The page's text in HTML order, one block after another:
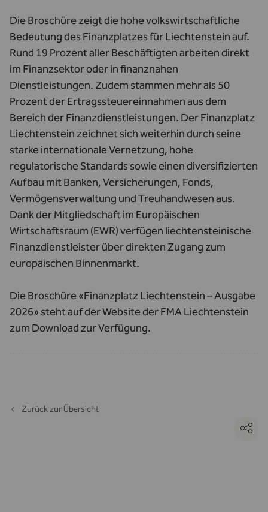
Die Broschüre zeigt die hohe volkswirtschaftliche
Bedeutung des Finanzplatzes für Liechtenstein auf.
Rund 19 Prozent aller Beschäftigten arbeiten direkt
im Finanzsektor oder in finanznahen
Dienstleistungen. Zudem stammen mehr als 50
Prozent der Ertragssteuereinnahmen aus dem
Bereich der Finanzdienstleistungen. Der Finanzplatz
Liechtenstein zeichnet sich weiterhin durch seine
starke internationale Vernetzung, hohe
regulatorische Standards sowie einen diversifizierten
Aufbau mit Banken, Versicherungen, Fonds,
Vermögensverwaltung und Treuhandwesen aus.
Dank der Mitgliedschaft im Europäischen
Wirtschaftsraum (EWR) verfügen liechtensteinische
Finanzdienstleister über direkten Zugang zum
europäischen Binnenmarkt.
Die Broschüre «Finanzplatz Liechtenstein – Ausgabe
2026» steht auf der Website der FMA Liechtenstein
zum Download zur Verfügung.
Zurück zur Übersicht